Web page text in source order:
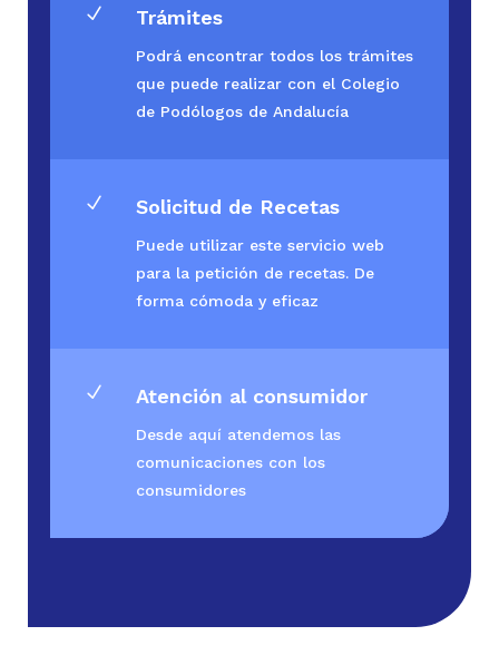
N Trámites
Podrá encontrar todos los trámites
que puede realizar con el Colegio
de Podólogos de Andalucía
N Solicitud de Recetas
Puede utilizar este servicio web
para la petición de recetas. De
forma cómoda y eficaz
N Atención al consumidor
Desde aquí atendemos las
comunicaciones con los
consumidores